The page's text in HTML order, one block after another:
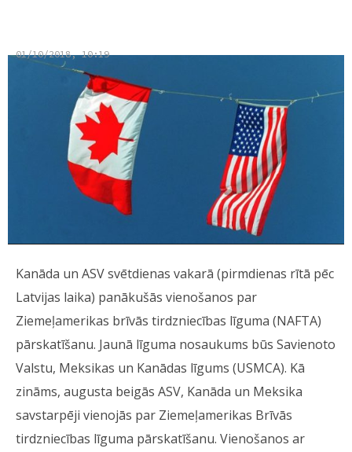
01/10/2018, 10:19
Kanāda un ASV svētdienas vakarā (pirmdienas rītā pēc
Latvijas laika) panākušās vienošanos par
Ziemeļamerikas brīvās tirdzniecības līguma (NAFTA)
pārskatīšanu. Jaunā līguma nosaukums būs Savienoto
Valstu, Meksikas un Kanādas līgums (USMCA). Kā
zināms, augusta beigās ASV, Kanāda un Meksika
savstarpēji vienojās par Ziemeļamerikas Brīvās
tirdzniecības līguma pārskatīšanu. Vienošanos ar